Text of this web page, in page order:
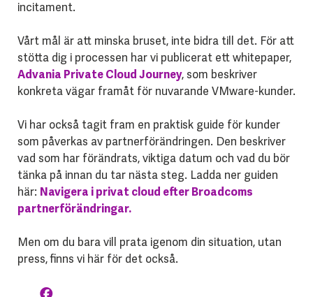
incitament.
Vårt mål är att minska bruset, inte bidra till det. För att
stötta dig i processen har vi publicerat ett whitepaper,
Advania Private Cloud Journey, som beskriver
konkreta vägar framåt för nuvarande VMware-kunder.
Vi har också tagit fram en praktisk guide för kunder
som påverkas av partnerförändringen. Den beskriver
vad som har förändrats, viktiga datum och vad du bör
tänka på innan du tar nästa steg. Ladda ner guiden
här: Navigera i privat cloud efter Broadcoms
partnerförändringar.
Men om du bara vill prata igenom din situation, utan
press, finns vi här för det också.